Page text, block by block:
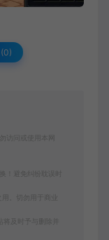
0)
访问或使用本网
！避免纠纷耽误时
。切勿用于商业
及时予与删除并